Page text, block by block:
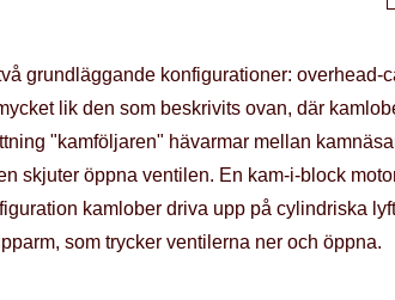
grundläggande konfigurationer:
lik den som beskrivits ovan, där
"kamföljaren" hävarmar mellan
skjuter öppna ventilen. En kam-i-block
kamlober driva upp på cylindriska
som trycker ventilerna ner och öppna.